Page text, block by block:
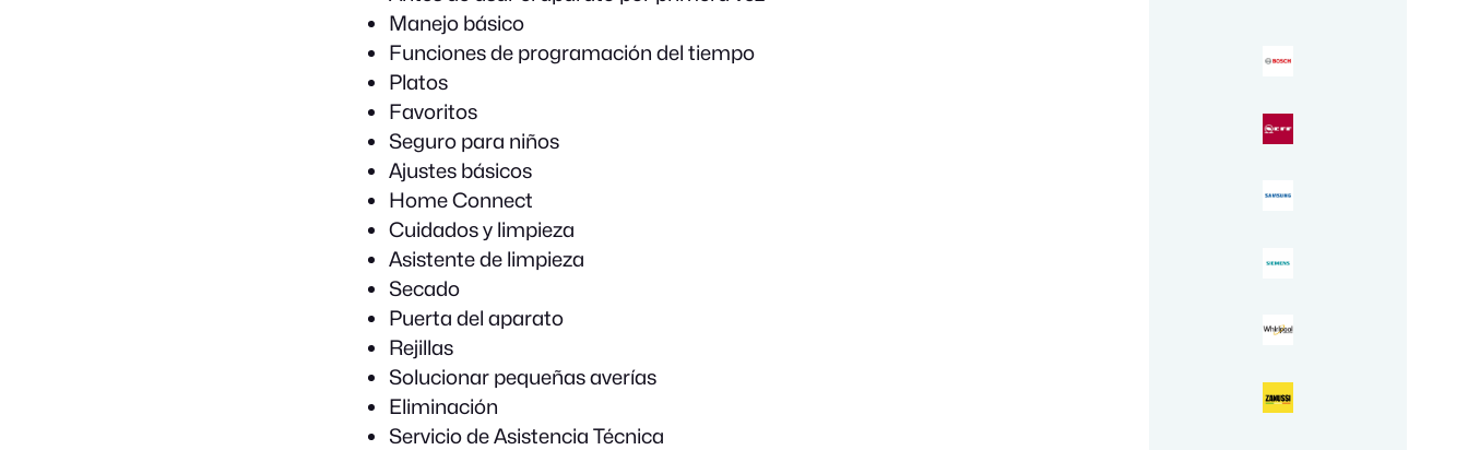
Manejo básico
Funciones de programación del tiempo
Platos
Favoritos
Seguro para niños
Ajustes básicos
Home Connect
Cuidados y limpieza
Asistente de limpieza
Secado
Puerta del aparato
Rejillas
Solucionar pequeñas averías
Eliminación
Servicio de Asistencia Técnica